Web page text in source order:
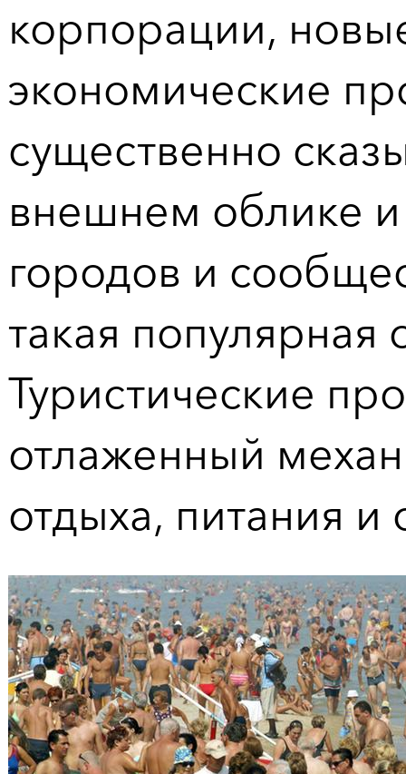
корпорации,
экономические
существенно
внешнем облике и
городов и
такая популярная
Туристические
отлаженный
отдыха, питания